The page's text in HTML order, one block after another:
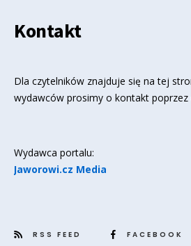
Kontakt
Dla czytelników znajduje się na tej
wydawców prosimy o kontakt poprzez
Wydawca portalu:
Jaworowi.cz Media
RSS FEED FACEBOOK